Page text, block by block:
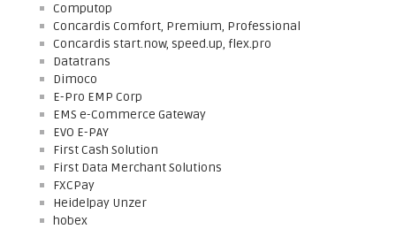
Computop
Concardis Comfort, Premium, Professional
Concardis start.now, speed.up, flex.pro
Datatrans
Dimoco
E-Pro EMP Corp
EMS e-Commerce Gateway
EVO E-PAY
First Cash Solution
First Data Merchant Solutions
FXCPay
Heidelpay Unzer
hobex